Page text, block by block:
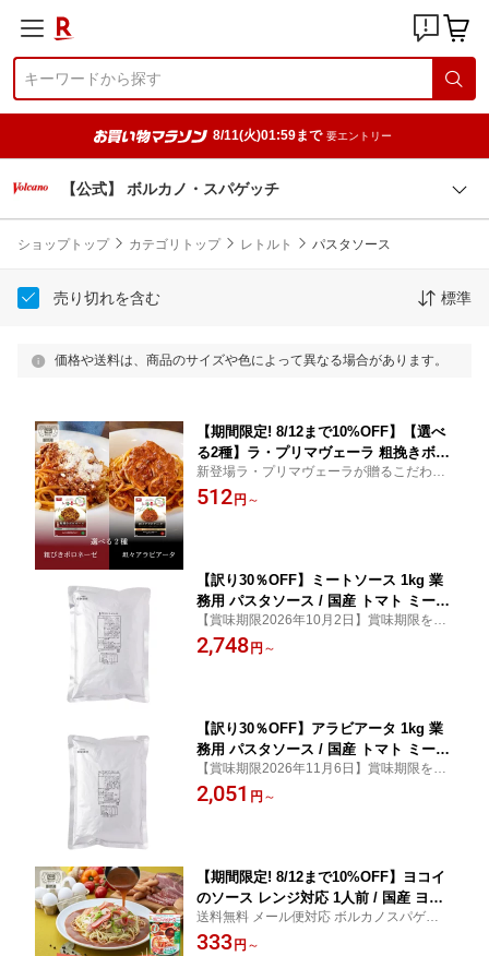
8/11(火)01:59まで 要エントリー
【公式】 ボルカノ・スパゲッチ
ショップトップ カテゴリトップ レトルト パスタソース
売り切れを含む 標準
価格や送料は、商品のサイズや色によって異なる場合があります。
【期間限定! 8/12まで10%OFF】【選べ
る2種】ラ・プリマヴェーラ 粗挽きボロ
ネーゼ 坦々アラビアータ パスタソース
ピリ辛 濃厚 担々風 新感覚 スパイシー
新登場ラ・プリマヴェーラが贈るこだわり
の本格ソースで自宅がレストランに変わる
贅沢な味わいを手軽に楽しめる特別な一皿
512 円 ～
【訳り30％OFF】ミートソース 1kg 業
務用 パスタソース / 国産 トマト ミート
大容量 大量 まとめ買い パスタ スパゲ
ッティ スパゲティ スパゲッティー スパ
【賞味期限2026年10月2日】賞味期限をご
了承の上ご購入ください
2,748 円 ～
【訳り30％OFF】アラビアータ 1kg 業
務用 パスタソース / 国産 トマト ミート
大容量 大量 まとめ買い パスタ スパゲ
ッティ スパゲティ スパゲッティー スパ
【賞味期限2026年11月6日】賞味期限をご
了承の上ご購入ください
2,051 円 ～
【期間限定! 8/12まで10%OFF】ヨコイ
のソース レンジ対応 1人前 / 国産 ヨコ
イ パスタソースあんかけスパ あんかけ
パスタ あんかけソース あんかけスパゲ
送料無料 メール便対応 ボルカノスパゲッチ
ボルカノ ボルカノパスタ
333 円 ～